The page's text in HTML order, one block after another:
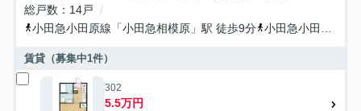
総戸数
14戸
小田急小田原線 「小田急相模原 」駅 徒歩9分 小田急小田原線
賃貸（募集中1件）
302
5.5万円